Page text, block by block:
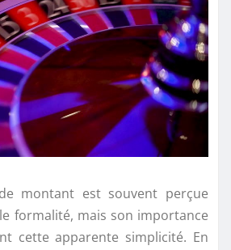
montant est souvent perçue
formalité, mais son importance
cette apparente simplicité. En